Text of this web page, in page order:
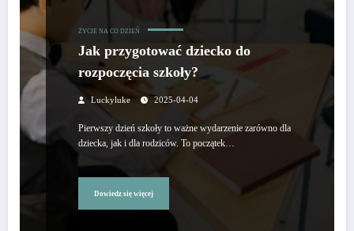
ŻYCIE NA CO DZIEŃ
Jak przygotować dziecko do
rozpoczęcia szkoły?
Luckyluke 2025-04-04
Pierwszy dzień szkoły to ważne wydarzenie zarówno dla
dziecka, jak i dla rodziców. To początek…
Dowiedz się więcej